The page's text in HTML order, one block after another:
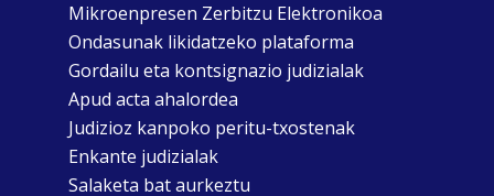
Mikroenpresen Zerbitzu Elektronikoa
Ondasunak likidatzeko plataforma
Gordailu eta kontsignazio judizialak
Apud acta ahalordea
Judizioz kanpoko peritu-txostenak
Enkante judizialak
Salaketa bat aurkeztu